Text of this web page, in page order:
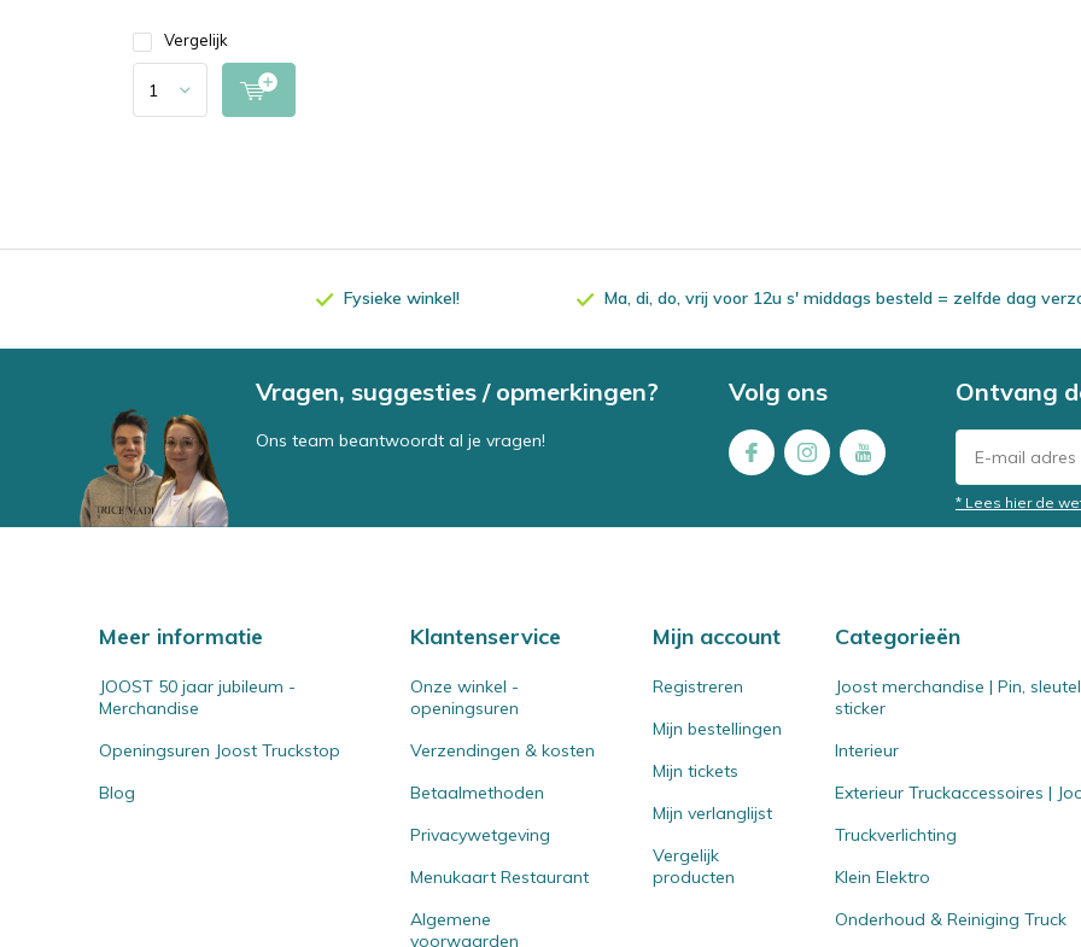
Vergelijk
Fysieke winkel! Ma, di, do, vrij voor 12u s' middags besteld = zelfde dag
Vragen, suggesties / opmerkingen?
Ons team beantwoordt al je vragen!
Volg ons Ontvang
* Lees hier de
Meer informatie
JOOST 50 jaar jubileum -
Merchandise
Openingsuren Joost Truckstop
Blog
Klantenservice
Onze winkel -
openingsuren
Verzendingen & kosten
Betaalmethoden
Privacywetgeving
Menukaart Restaurant
Algemene
voorwaarden
Mijn account
Registreren
Mijn bestellingen
Mijn tickets
Mijn verlanglijst
Vergelijk
producten
Categorieën
Joost merchandise | Pin,
sticker
Interieur
Exterieur Truckaccessoires |
Truckverlichting
Klein Elektro
Onderhoud & Reiniging Truck